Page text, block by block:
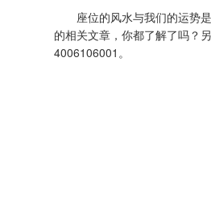
座位的风水与我们的运势是
的相关文章，你都了解了吗？
4006106001。